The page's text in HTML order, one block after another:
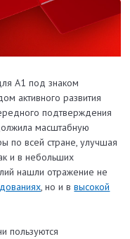
А1 под знаком
активного развития
подтверждения
масштабную
по всей стране, улучшая
и в небольших
нашли отражение не
, но и ввысокой
пользуются